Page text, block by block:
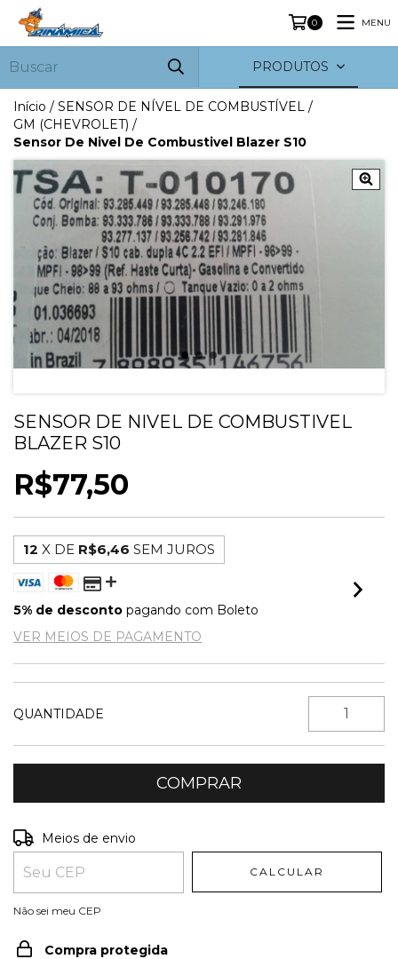
0 MENU
PRODUTOS
Início / SENSOR DE NÍVEL DE COMBUSTÍVEL /
GM (CHEVROLET) /
Sensor De Nivel De Combustivel Blazer S10
SENSOR DE NIVEL DE COMBUSTIVEL
BLAZER S10
R$77,50
12 X DE R$6,46 SEM JUROS
5% de desconto pagando com Boleto
VER MEIOS DE PAGAMENTO
QUANTIDADE
Entregas para o CEP:
Meios de envio
CALCULAR
Não sei meu CEP
Compra protegida